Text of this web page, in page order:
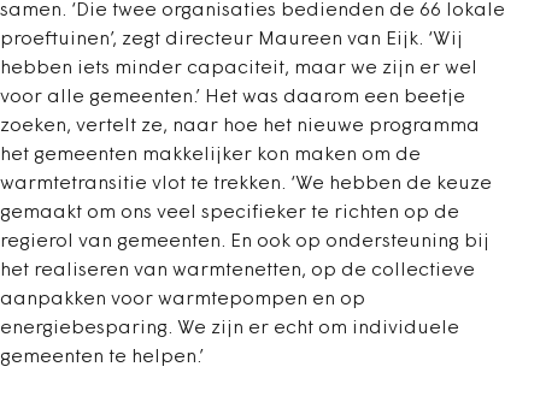
samen. ‘Die twee organisaties bedienden de 66 lokale
proeftuinen’, zegt directeur Maureen van Eijk. ‘Wij
hebben iets minder capaciteit, maar we zijn er wel
voor alle gemeenten.’ Het was daarom een beetje
zoeken, vertelt ze, naar hoe het nieuwe programma
het gemeenten makkelijker kon maken om de
warmtetransitie vlot te trekken. ‘We hebben de keuze
gemaakt om ons veel specifieker te richten op de
regierol van gemeenten. En ook op ondersteuning bij
het realiseren van warmtenetten, op de collectieve
aanpakken voor warmtepompen en op
energiebesparing. We zijn er echt om individuele
gemeenten te helpen.’